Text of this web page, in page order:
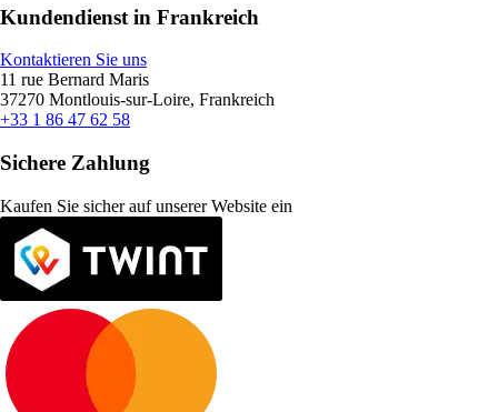
Kundendienst in Frankreich
Kontaktieren Sie uns
11 rue Bernard Maris
37270 Montlouis-sur-Loire, Frankreich
+33 1 86 47 62 58
Sichere Zahlung
Kaufen Sie sicher auf unserer Website ein